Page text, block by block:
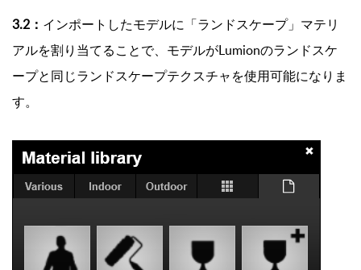
3.2： インポートしたモデルに「ランドスケープ」マテリ
アルを割り当てることで、モデルがLumionのランドスケ
ープと同じランドスケープテクスチャを使用可能になりま
す。